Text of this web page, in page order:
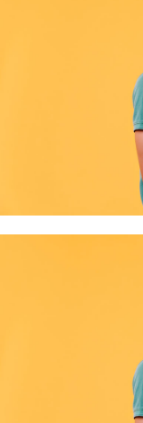
Le CFA BTP des Vosges a